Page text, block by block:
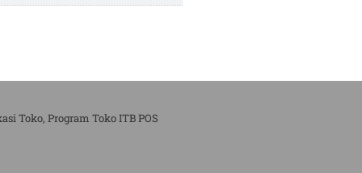
Toko, Program Toko ITB POS